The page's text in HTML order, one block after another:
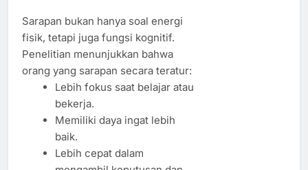
Sarapan bukan hanya soal energi
fisik, tetapi juga fungsi kognitif.
Penelitian menunjukkan bahwa
orang yang sarapan secara teratur:
Lebih fokus saat belajar atau
bekerja.
Memiliki daya ingat lebih
baik.
Lebih cepat dalam